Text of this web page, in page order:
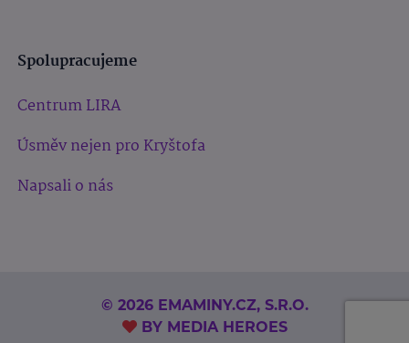
Spolupracujeme
Centrum LIRA
Úsměv nejen pro Kryštofa
Napsali o nás
© 2026 EMAMINY.CZ, S.R.O.
BY MEDIA HEROES